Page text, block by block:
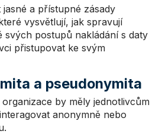
a přístupné zásady
vysvětlují, jak spravují
svých postupů nakládání s daty
přistupovat ke svým
a pseudonymita
by měly jednotlivcům
anonymně nebo